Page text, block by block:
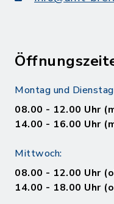
Montag und Dienstag
08.00 - 12.00 Uhr
14.00 - 16.00 Uhr
Mittwoch:
08.00 - 12.00 Uhr
14.00 - 18.00 Uhr